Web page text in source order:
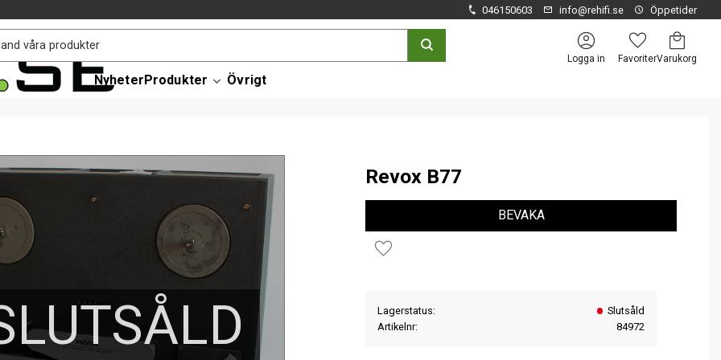
046150603 info@rehifi.se Öppetider
Logga in
Favoriter
Kundvagn
NyheterProdukter Övrigt
Revox B77
Lägg till i favoriter
BEVAKA
Lagerstatus
Slutsåld
Artikelnr
84972